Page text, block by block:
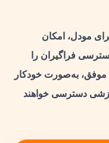
مودل، امکان
فراگیران را
موفق، به‌صورت خودکار
دسترسی خواهند